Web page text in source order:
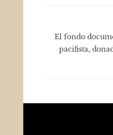
El fondo
pacifista,